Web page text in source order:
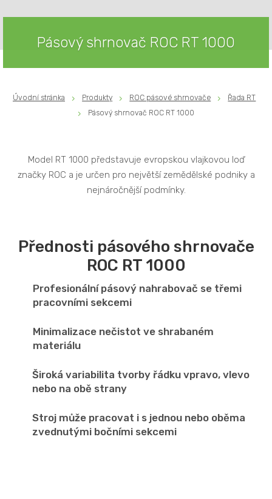
Pásový shrnovač ROC RT 1000
Úvodní stránka Produkty ROC pásové shrnovače
Řada RT
Pásový shrnovač ROC RT 1000
Model RT 1000 představuje evropskou vlajkovou loď
značky ROC a je určen pro největší zemědělské podniky a
nejnáročnější podmínky.
Přednosti pásového shrnovače
ROC RT 1000
Profesionální pásový nahrabovač se třemi
pracovními sekcemi
Minimalizace nečistot ve shrabaném
materiálu
Široká variabilita tvorby řádku vpravo, vlevo
nebo na obě strany
Stroj může pracovat i s jednou nebo oběma
zvednutými bočními sekcemi